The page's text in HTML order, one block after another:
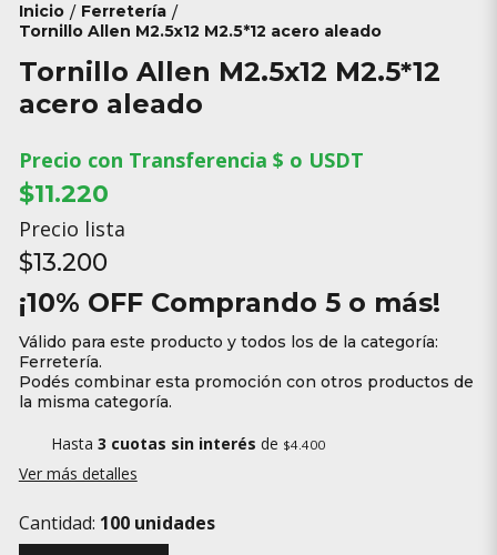
Inicio / Ferretería /
Tornillo Allen M2.5x12 M2.5*12 acero aleado
Tornillo Allen M2.5x12 M2.5*12
acero aleado
Precio con Transferencia $ o USDT
$11.220
Precio lista
$13.200
¡10% OFF Comprando 5 o más!
Válido para este producto y todos los de la categoría:
Ferretería.
Podés combinar esta promoción con otros productos de
la misma categoría.
Hasta 3 cuotas sin interés de $4.400
Ver más detalles
Cantidad: 100 unidades